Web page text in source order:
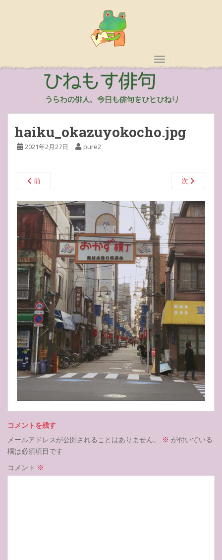
TOGGLE
haiku_okazuyokocho.jpg
2021年2月27日 pure2
前 次
コメントを残す
メールアドレスが公開されることはありません。
※ が付いている
欄は必須項目です
コメント ※